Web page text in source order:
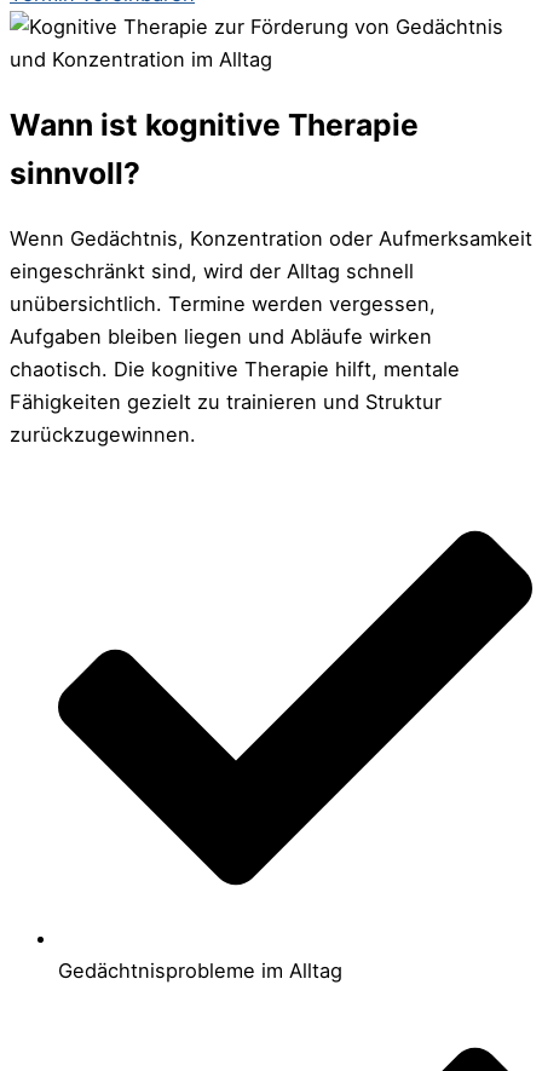
Wann ist kognitive Therapie
sinnvoll?
Wenn Gedächtnis, Konzentration oder Aufmerksamkeit
eingeschränkt sind, wird der Alltag schnell
unübersichtlich. Termine werden vergessen,
Aufgaben bleiben liegen und Abläufe wirken
chaotisch. Die kognitive Therapie hilft, mentale
Fähigkeiten gezielt zu trainieren und Struktur
zurückzugewinnen.
Gedächtnisprobleme im Alltag